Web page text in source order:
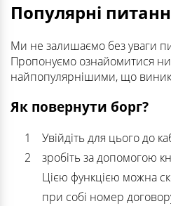
Популярні
Ми не залишаємо без уваги
Пропонуємо ознайомитися
найпопулярнішими, що
Як повернути борг?
Увійдіть для цього до
зробіть за допомогою
Цією функцією можна
при собі номер